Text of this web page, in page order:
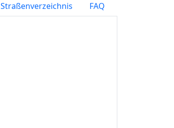
Straßenverzeichnis FAQ